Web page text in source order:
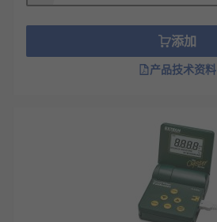
添加
产品技术资料